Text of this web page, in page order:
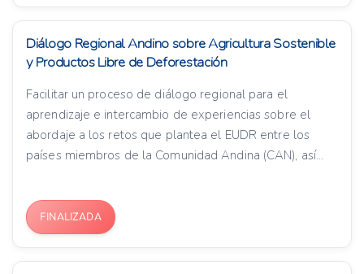
Diálogo Regional Andino sobre Agricultura Sostenible
y Productos Libre de Deforestación
Facilitar un proceso de diálogo regional para el
aprendizaje e intercambio de experiencias sobre el
abordaje a los retos que plantea el EUDR entre los
países miembros de la Comunidad Andina (CAN), así...
FINALIZADA